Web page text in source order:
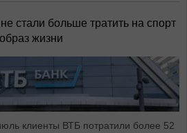
стали больше тратить на спорт
жизни
клиенты ВТБ потратили более 52